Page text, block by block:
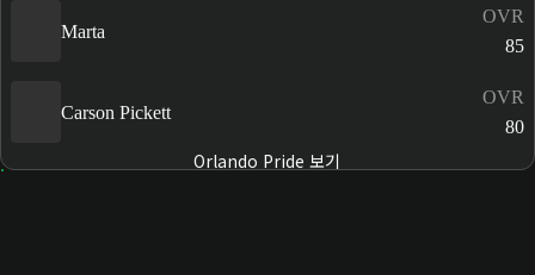
Marta
OVR
85
Carson Pickett
OVR
80
Orlando Pride 보기